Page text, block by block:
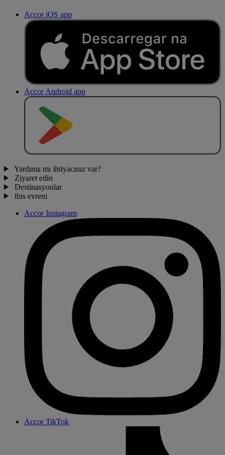
Accor iOS app
Accor Android app
Yardıma mı ihtiyacınız var?
Ziyaret edin
Destinasyonlar
ibis evreni
Accor Instagram
Accor TikTok